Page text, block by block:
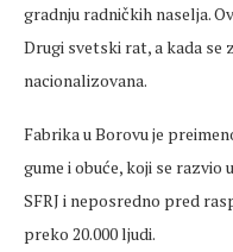
gradnju radničkih naselja.
Drugi svetski rat, a kada se
nacionalizovana.
Fabrika u Borovu je
gume i obuće, koji se razvio
SFRJ i neposredno pred
preko 20.000 ljudi.